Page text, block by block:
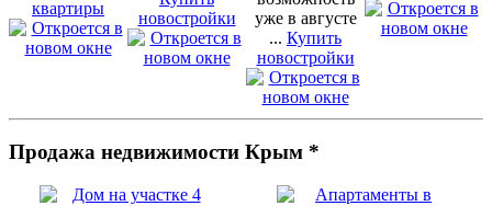
квартиры
новостройки
уже в августе
... Купить
новостройки
Продажа недвижимости Крым *